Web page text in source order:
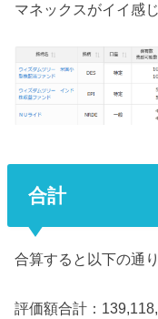
マネックスがイイ感
合計
合算すると以下の通り
評価額合計：